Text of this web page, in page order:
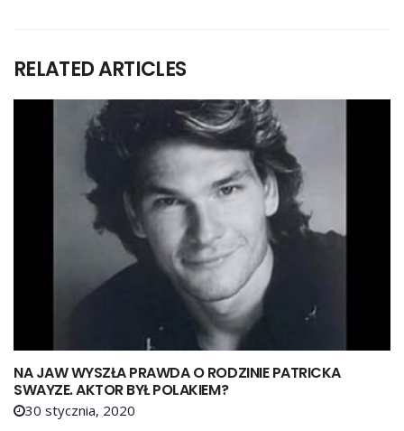
RELATED ARTICLES
NA JAW WYSZŁA PRAWDA O RODZINIE PATRICKA
SWAYZE. AKTOR BYŁ POLAKIEM?
30 stycznia, 2020